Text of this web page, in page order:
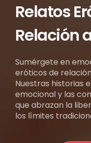
Relatos
Relación
Sumérgete en
eróticos de
Nuestras historias
emocional y las
que abrazan la
los límites